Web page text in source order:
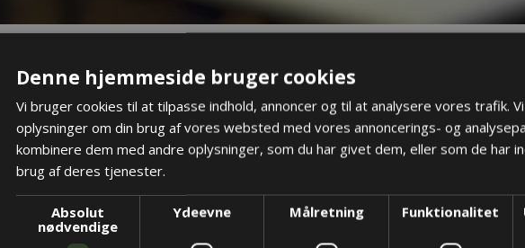
Denne hjemmeside bruger cookies
Vi bruger cookies til at tilpasse indhold, annoncer og til at analysere vores trafik.
oplysninger om din brug af vores websted med vores annoncerings- og
kombinere dem med andre oplysninger, som du har givet dem, eller som de har
brug af deres tjenester.
Absolut
nødvendige
Ydeevne Målretning Funktionalitet